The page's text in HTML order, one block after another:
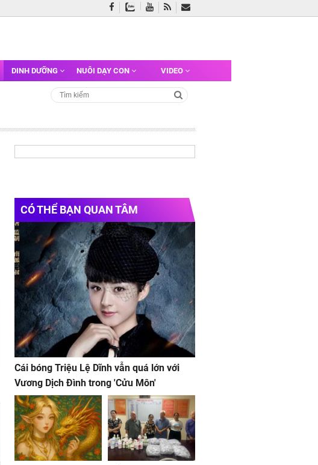
DINH DƯỠNG NUÔI DẠY CON VIDEO
CÓ THỂ BẠN QUAN TÂM
Cái bóng Triệu Lệ Dĩnh vẫn quá lớn với
Vương Dịch Đình trong 'Cửu Môn'